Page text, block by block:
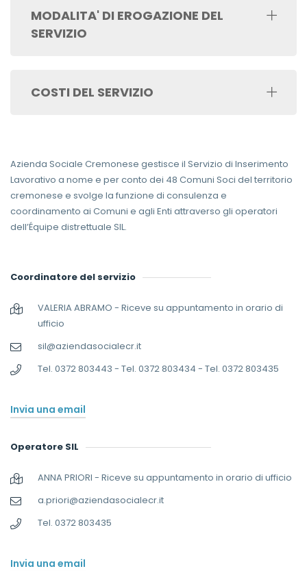
MODALITA' DI EROGAZIONE DEL
SERVIZIO
COSTI DEL SERVIZIO
Azienda Sociale Cremonese gestisce il Servizio di Inserimento
Lavorativo a nome e per conto dei 48 Comuni Soci del territorio
cremonese e svolge la funzione di consulenza e
coordinamento ai Comuni e agli Enti attraverso gli operatori
dell’Équipe distrettuale SIL.
Coordinatore del servizio
VALERIA ABRAMO - Riceve su appuntamento in orario di
ufficio
sil@aziendasocialecr.it
Tel. 0372 803443 - Tel. 0372 803434 - Tel. 0372 803435
Invia una email
Operatore SIL
ANNA PRIORI - Riceve su appuntamento in orario di ufficio
a.priori@aziendasocialecr.it
Tel. 0372 803435
Invia una email